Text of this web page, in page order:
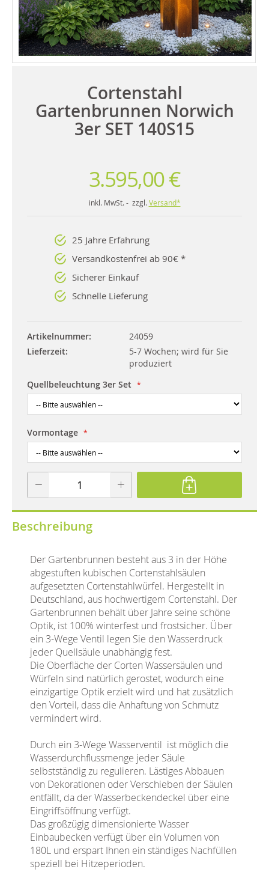
Cortenstahl
Gartenbrunnen Norwich
3er SET 140S15
3.595,00 €
inkl. MwSt. - zzgl. Versand*
25 Jahre Erfahrung
Versandkostenfrei ab 90€ *
Sicherer Einkauf
Schnelle Lieferung
Artikelnummer
24059
Lieferzeit
5-7 Wochen; wird für Sie
produziert
Quellbeleuchtung 3er Set
Vormontage
Beschreibung
Der Gartenbrunnen besteht aus 3 in der Höhe
abgestuften kubischen Cortenstahlsäulen
aufgesetzten Cortenstahlwürfel. Hergestellt in
Deutschland, aus hochwertigem Cortenstahl. Der
Gartenbrunnen behält über Jahre seine schöne
Optik, ist 100% winterfest und frostsicher. Über
ein 3-Wege Ventil legen Sie den Wasserdruck
jeder Quellsäule unabhängig fest.
Die Oberfläche der Corten Wassersäulen und
Würfeln sind natürlich gerostet, wodurch eine
einzigartige Optik erzielt wird und hat zusätzlich
den Vorteil, dass die Anhaftung von Schmutz
vermindert wird.
Durch ein 3-Wege Wasserventil ist möglich die
Wasserdurchflussmenge jeder Säule
selbstständig zu regulieren. Lästiges Abbauen
von Dekorationen oder Verschieben der Säulen
entfällt, da der Wasserbeckendeckel über eine
Eingriffsöffnung verfügt.
Das großzügig dimensionierte Wasser
Einbaubecken verfügt über ein Volumen von
180L und erspart Ihnen ein ständiges Nachfüllen
speziell bei Hitzeperioden.